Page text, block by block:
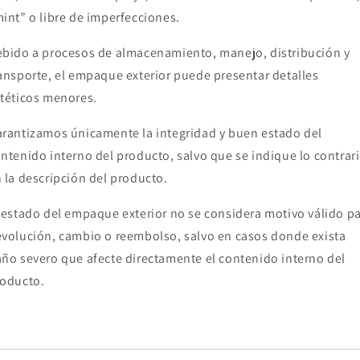
o libre de imperfecciones.
a procesos de almacenamiento, manejo, distribución y
el empaque exterior puede presentar detalles
menores.
únicamente la integridad y buen estado del
interno del producto, salvo que se indique lo
la descripción del producto.
estado del empaque exterior no se considera motivo válido
cambio o reembolso, salvo en casos donde exista
severo que afecte directamente el contenido interno del